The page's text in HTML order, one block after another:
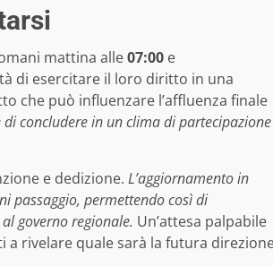
mattina alle07:00 e
di esercitare il loro diritto in una
che può influenzare l’affluenza finale
di concludere in un clima di partecipazione
e dedizione. L’aggiornamento in
passaggio, permettendo così di
governo regionale. Un’attesa palpabile
a rivelare quale sarà la futura